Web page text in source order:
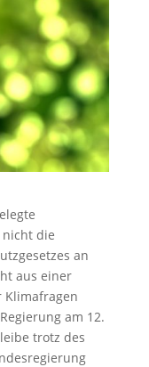
die
an
aus einer
Klimafragen
am 12.
trotz des